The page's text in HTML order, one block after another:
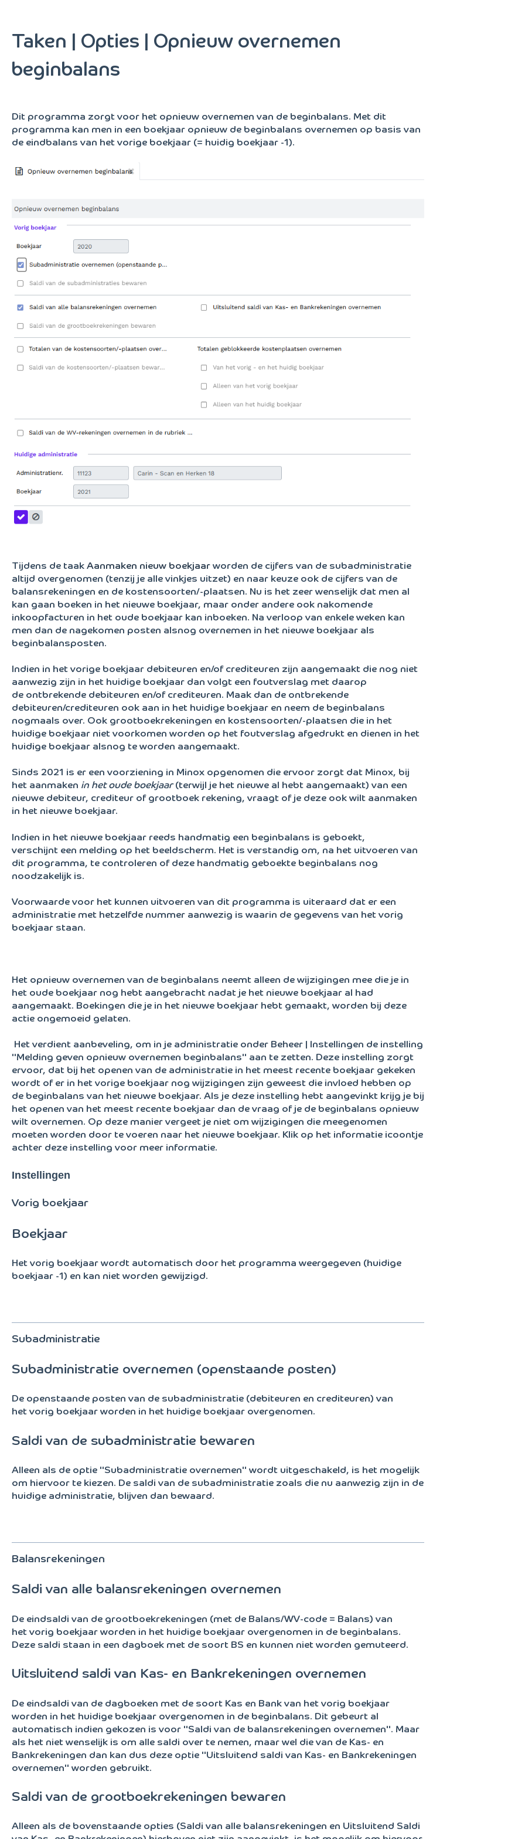
Taken | Opties | Opnieuw overnemen
beginbalans
Dit programma zorgt voor het opnieuw overnemen van de beginbalans. Met dit
programma kan men in een boekjaar opnieuw de beginbalans overnemen op basis van
de eindbalans van het vorige boekjaar (= huidig boekjaar -1).
Tijdens de taak Aanmaken nieuw boekjaarworden de cijfers van de subadministratie
altijd overgenomen (tenzij je alle vinkjes uitzet) en naar keuze ook de cijfers van de
balansrekeningen en de kostensoorten/-plaatsen. Nu is het zeer wenselijk dat men al
kan gaan boeken in het nieuwe boekjaar, maar onder andere ook nakomende
inkoopfacturen in het oude boekjaar kan inboeken. Na verloop van enkele weken kan
men dan de nagekomen posten alsnog overnemen in het nieuwe boekjaar als
beginbalansposten.
Indien in het vorige boekjaar debiteuren en/of crediteuren zijn aangemaakt die nog niet
aanwezig zijn in het huidige boekjaar dan volgt een foutverslag met daarop
de ontbrekende debiteuren en/of crediteuren. Maak dan de ontbrekende
debiteuren/crediteuren ook aan in het huidige boekjaar en neem de beginbalans
nogmaals over. Ook grootboekrekeningen en kostensoorten/-plaatsen die in het
huidige boekjaar niet voorkomen worden op het foutverslag afgedrukt en dienen in het
huidige boekjaar alsnog te worden aangemaakt.
Sinds 2021 is er een voorziening in Minox opgenomen die ervoor zorgt dat Minox, bij
het aanmaken in het oude boekjaar(terwijl je het nieuwe al hebt aangemaakt) van een
nieuwe debiteur, crediteur of grootboek rekening, vraagt of je deze ook wilt aanmaken
in het nieuwe boekjaar.
Indien in het nieuwe boekjaar reeds handmatig een beginbalans is geboekt,
verschijnt een melding op het beeldscherm. Het is verstandig om, na het uitvoeren van
dit programma, te controleren of deze handmatig geboekte beginbalans nog
noodzakelijk is.
Voorwaarde voor het kunnen uitvoeren van dit programma is uiteraard dat er een
administratie met hetzelfde nummer aanwezig is waarin de gegevens van het vorig
boekjaar staan.
Het opnieuw overnemen van de beginbalans neemt alleen de wijzigingen mee die je in
het oude boekjaar nog hebt aangebracht nadat je het nieuwe boekjaar al had
aangemaakt. Boekingen die je in het nieuwe boekjaar hebt gemaakt, worden bij deze
actie ongemoeid gelaten.
Het verdient aanbeveling, om in je administratie onder Beheer | Instellingen de instelling
"Melding geven opnieuw overnemen beginbalans" aan te zetten. Deze instelling zorgt
ervoor, dat bij het openen van de administratie in het meest recente boekjaar gekeken
wordt of er in het vorige boekjaar nog wijzigingen zijn geweest die invloed hebben op
de beginbalans van het nieuwe boekjaar. Als je deze instelling hebt aangevinkt krijg je bij
het openen van het meest recente boekjaar dan de vraag of je de beginbalans opnieuw
wilt overnemen. Op deze manier vergeet je niet om wijzigingen die meegenomen
moeten worden door te voeren naar het nieuwe boekjaar. Klik op het informatie icoontje
achter deze instelling voor meer informatie.
Instellingen
Vorig boekjaar
Boekjaar
Het vorig boekjaar wordt automatisch door het programma weergegeven (huidige
boekjaar -1) en kan niet worden gewijzigd.
Subadministratie
Subadministratie overnemen (openstaande posten)
De openstaande posten van de subadministratie (debiteuren en crediteuren) van
het vorig boekjaar worden in het huidige boekjaar overgenomen.
Saldi van de subadministratie bewaren
Alleen als de optie "Subadministratie overnemen" wordt uitgeschakeld, is het mogelijk
om hiervoor te kiezen. De saldi van de subadministratie zoals die nu aanwezig zijn in de
huidige administratie, blijven dan bewaard.
Balansrekeningen
Saldi van alle balansrekeningen overnemen
De eindsaldi van de grootboekrekeningen (met de Balans/WV-code = Balans) van
het vorig boekjaar worden in het huidige boekjaar overgenomen in de beginbalans.
Deze saldi staan in een dagboek met de soort BS en kunnen niet worden gemuteerd.
Uitsluitend saldi van Kas- en Bankrekeningen overnemen
De eindsaldi van de dagboeken met de soort Kas en Bank van het vorig boekjaar
worden in het huidige boekjaar overgenomen in de beginbalans. Dit gebeurt al
automatisch indien gekozen is voor "Saldi van de balansrekeningen overnemen". Maar
als het niet wenselijk is om alle saldi over te nemen, maar wel die van de Kas- en
Bankrekeningen dan kan dus deze optie "Uitsluitend saldi van Kas- en Bankrekeningen
overnemen" worden gebruikt.
Saldi van de grootboekrekeningen bewaren
Alleen als de bovenstaande opties (Saldi van alle balansrekeningen en Uitsluitend Saldi